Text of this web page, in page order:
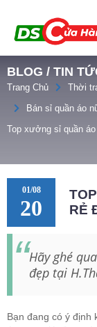
BLOG / TIN
Trang Chủ Thời
Bán sỉ quần áo
Top xưởng sỉ quần
01/08
20
RẺ
Hãy ghé
đẹp tại
Bạn đang có ý định